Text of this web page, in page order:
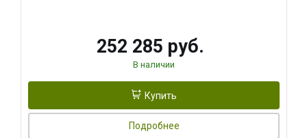
252 285 руб.
В наличии
Купить
Подробнее